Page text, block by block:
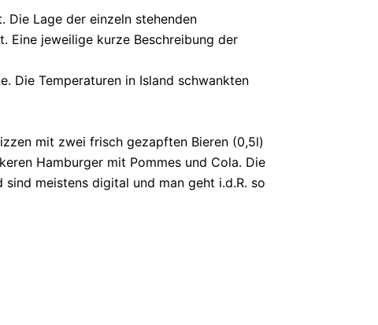
Die Lage der einzeln stehenden
Eine jeweilige kurze Beschreibung der
Die Temperaturen in Island schwankten
mit zwei frisch gezapften Bieren (0,5l)
Hamburger mit Pommes und Cola. Die
meistens digital und man geht i.d.R. so